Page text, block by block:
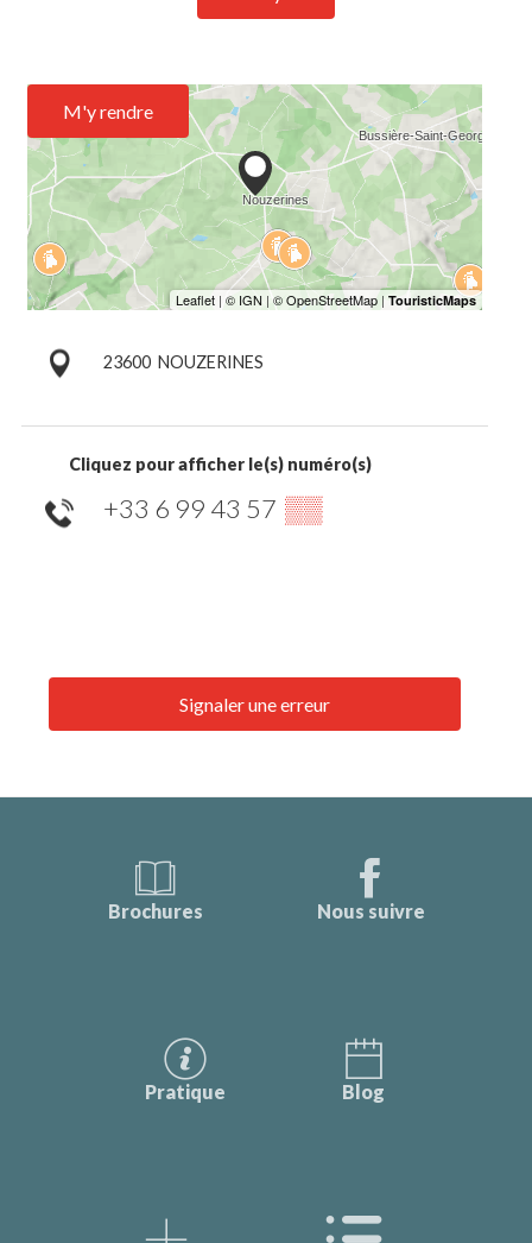
M'y rendre
23600 NOUZERINES
Cliquez pour afficher le(s) numéro(s)
+33 6 99 43 57 ▒▒
Signaler une erreur
Brochures Nous suivre
Pratique Blog